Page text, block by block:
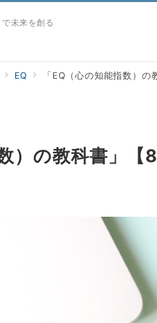
未来を創る
EQ 「EQ（心の知能指数）の
）の教科書」【